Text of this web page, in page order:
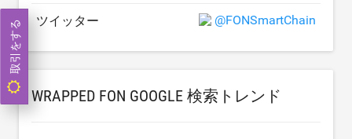
ツイッター @FONSmartChain
WRAPPED FON GOOGLE 検索トレンド
取引をする